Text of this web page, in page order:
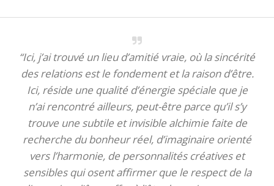
“Ici, j’ai trouvé un lieu d’amitié vraie, où la sincérité
des relations est le fondement et la raison d’être.
Ici, réside une qualité d’énergie spéciale que je
n’ai rencontré ailleurs, peut-être parce qu’il s’y
trouve une subtile et invisible alchimie faite de
recherche du bonheur réel, d’imaginaire orienté
vers l’harmonie, de personnalités créatives et
sensibles qui osent affirmer que le respect de la